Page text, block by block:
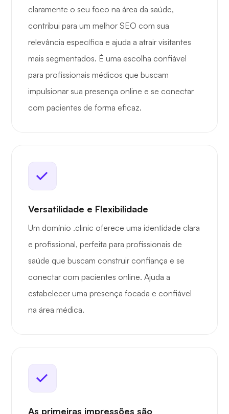
claramente o seu foco na área da saúde,
contribui para um melhor SEO com sua
relevância específica e ajuda a atrair visitantes
mais segmentados. É uma escolha confiável
para profissionais médicos que buscam
impulsionar sua presença online e se conectar
com pacientes de forma eficaz.
Versatilidade e Flexibilidade
Um domínio .clinic oferece uma identidade clara
e profissional, perfeita para profissionais de
saúde que buscam construir confiança e se
conectar com pacientes online. Ajuda a
estabelecer uma presença focada e confiável
na área médica.
As primeiras impressões são